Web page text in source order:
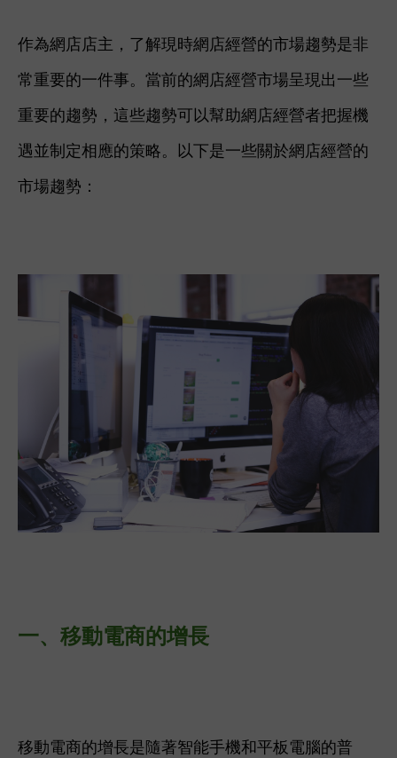
作為網店店主，了解現時網店經營的市場趨勢是非
常重要的一件事。當前的網店經營市場呈現出一些
重要的趨勢，這些趨勢可以幫助網店經營者把握機
遇並制定相應的策略。以下是一些關於網店經營的
市場趨勢：
一、 移動電商的增長
移動電商的增長是隨著智能手機和平板電腦的普